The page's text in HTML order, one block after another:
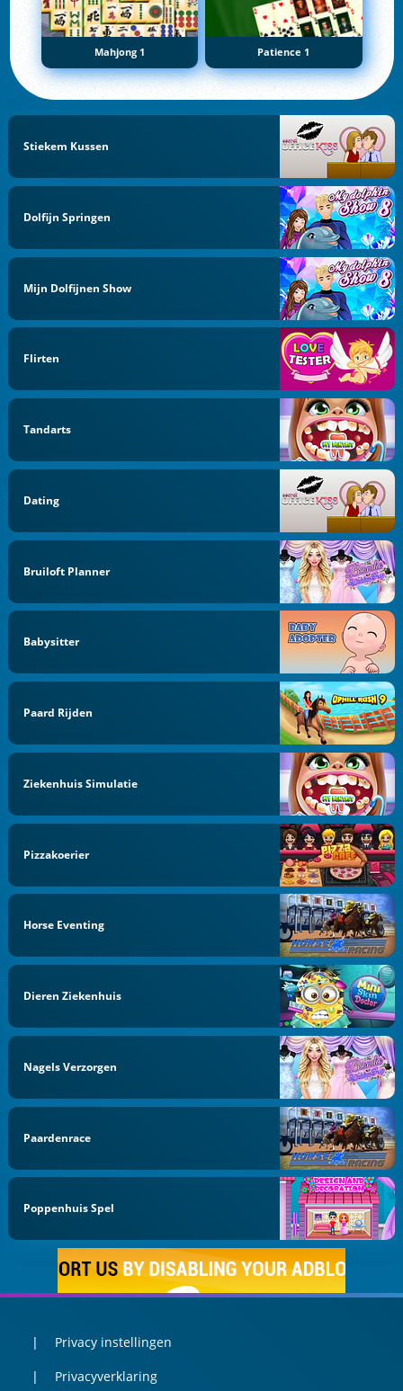
Mahjong 1 Patience 1
Stiekem Kussen
Dolfijn Springen
Mijn Dolfijnen Show
Flirten
Tandarts
Dating
Bruiloft Planner
Babysitter
Paard Rijden
Ziekenhuis Simulatie
Pizzakoerier
Horse Eventing
Dieren Ziekenhuis
Nagels Verzorgen
Paardenrace
Poppenhuis Spel
Privacy instellingen
Privacyverklaring